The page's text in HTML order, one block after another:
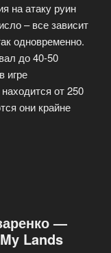
на атаку руин
– все зависит
одновременно.
до 40-50
игре
от 250
они крайне
—
Lands